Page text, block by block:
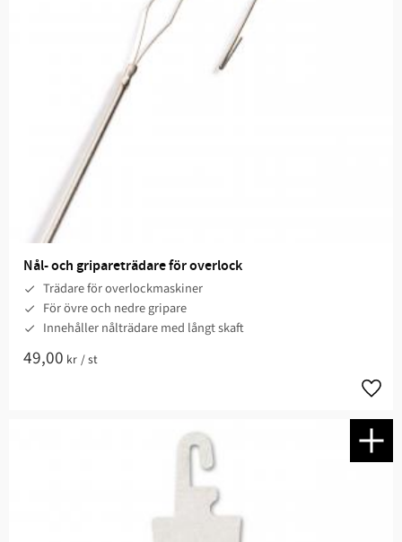
Nål- och gripareträdare för overlock
Trädare för overlockmaskiner
För övre och nedre gripare
Innehåller nålträdare med långt skaft
49,00 kr /st